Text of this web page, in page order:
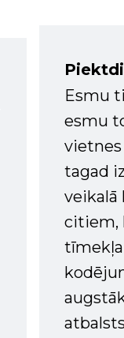
Esmu
esmu
tagad
veikalā
citiem,
tīmekļa